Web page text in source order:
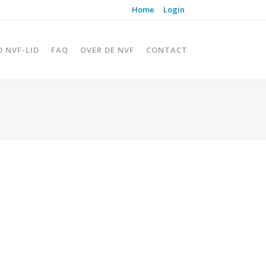
Home Login
NVF-LID FAQ OVER DE NVF CONTACT